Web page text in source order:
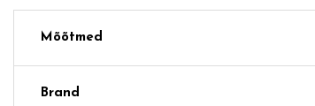
Mõõtmed
Brand